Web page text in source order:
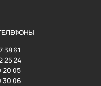
38 61
25 24
20 05
30 06